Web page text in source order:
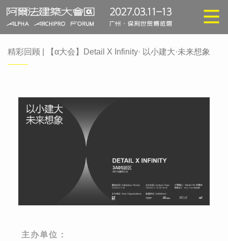
精彩回顾 | 【α大会】Detail X Infinity· 以小建大·未来想象
主办单位：